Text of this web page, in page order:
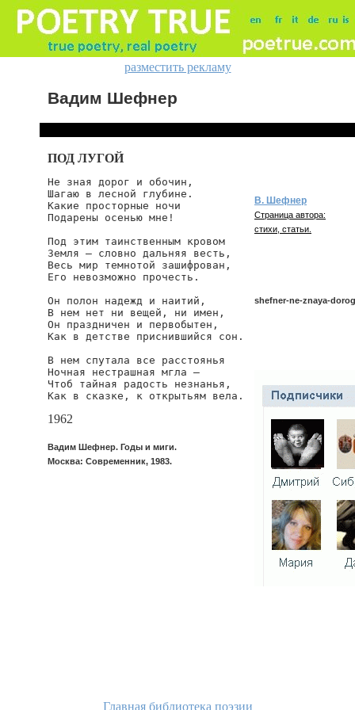
разместить рекламу
Вадим Шефнер
ПОД ЛУГОЙ
Не зная дорог и обочин,
Шагаю в лесной глубине.
Какие просторные ночи
Подарены осенью мне!
Под этим таинственным кровом
Земля — словно дальняя весть,
Весь мир темнотой зашифрован,
Его невозможно прочесть.
Он полон надежд и наитий,
В нем нет ни вещей, ни имен,
Он праздничен и первобытен,
Как в детстве приснившийся сон.
В нем спутала все расстоянья
Ночная нестрашная мгла —
Чтоб тайная радость незнанья,
Как в сказке, к открытьям вела.
1962
Вадим Шефнер. Годы и миги.
Москва: Современник, 1983.
В. Шефнер
Страница автора:
стихи, статьи.
shefner-ne-znaya-dorog
Главная библиотека поэзии